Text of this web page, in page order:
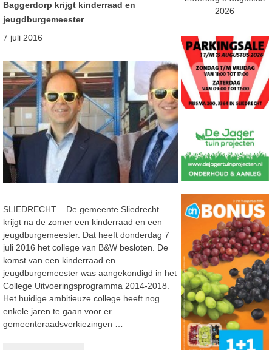
Baggerdorp krijgt kinderraad en
jeugdburgemeester
7 juli 2016
SLIEDRECHT – De gemeente Sliedrecht
krijgt na de zomer een kinderraad en een
jeugdburgemeester. Dat heeft donderdag 7
juli 2016 het college van B&W besloten. De
komst van een kinderraad en
jeugdburgemeester was aangekondigd in het
College Uitvoeringsprogramma 2014-2018.
Het huidige ambitieuze college heeft nog
enkele jaren te gaan voor er
gemeenteraadsverkiezingen …
2026